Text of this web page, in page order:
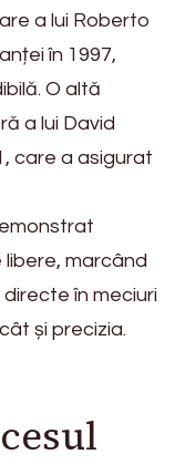
a lui Roberto
în 1997,
O altă
a lui David
care a asigurat
marcând
directe în meciuri
și precizia.